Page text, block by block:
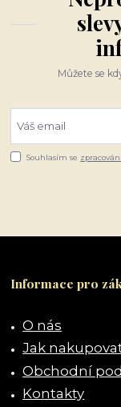
Můžete se
Souhlasím se
Informace pro
O nás
Jak
Obchodní
Kontakty